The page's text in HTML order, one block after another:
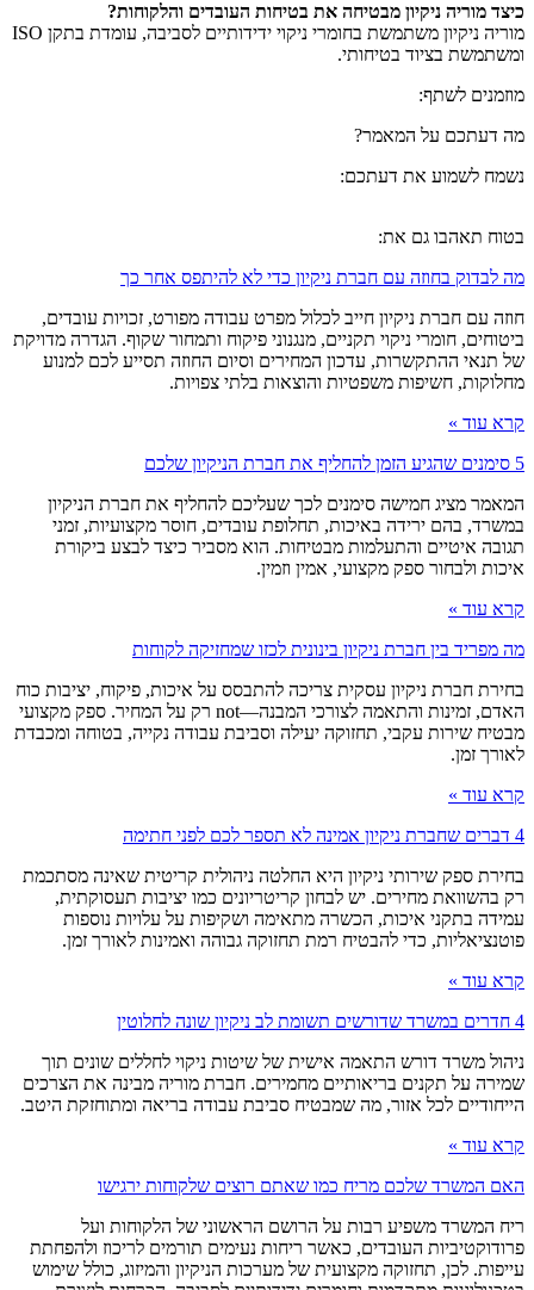
כיצד מוריה ניקיון מבטיחה את בטיחות העובדים והלקוחות?
מוריה ניקיון משתמשת בחומרי ניקוי ידידותיים לסביבה, עומדת בתקן ISO
ומשתמשת בציוד בטיחותי.
מוזמנים לשתף:
מה דעתכם על המאמר?
נשמח לשמוע את דעתכם:
בטוח תאהבו גם את:
מה לבדוק בחוזה עם חברת ניקיון כדי לא להיתפס אחר כך
חוזה עם חברת ניקיון חייב לכלול מפרט עבודה מפורט, זכויות עובדים,
ביטוחים, חומרי ניקוי תקניים, מנגנוני פיקוח ותמחור שקוף. הגדרה מדויקת
של תנאי ההתקשרות, עדכון המחירים וסיום החוזה תסייע לכם למנוע
מחלוקות, חשיפות משפטיות והוצאות בלתי צפויות.
קרא עוד »
5 סימנים שהגיע הזמן להחליף את חברת הניקיון שלכם
המאמר מציג חמישה סימנים לכך שעליכם להחליף את חברת הניקיון
במשרד, בהם ירידה באיכות, תחלופת עובדים, חוסר מקצועיות, זמני
תגובה איטיים והתעלמות מבטיחות. הוא מסביר כיצד לבצע ביקורת
איכות ולבחור ספק מקצועי, אמין וזמין.
קרא עוד »
מה מפריד בין חברת ניקיון בינונית לכזו שמחזיקה לקוחות
בחירת חברת ניקיון עסקית צריכה להתבסס על איכות, פיקוח, יציבות כוח
האדם, זמינות והתאמה לצורכי המבנה—not רק על המחיר. ספק מקצועי
מבטיח שירות עקבי, תחזוקה יעילה וסביבת עבודה נקייה, בטוחה ומכבדת
לאורך זמן.
קרא עוד »
4 דברים שחברת ניקיון אמינה לא תספר לכם לפני חתימה
בחירת ספק שירותי ניקיון היא החלטה ניהולית קריטית שאינה מסתכמת
רק בהשוואת מחירים. יש לבחון קריטריונים כמו יציבות תעסוקתית,
עמידה בתקני איכות, הכשרה מתאימה ושקיפות על עלויות נוספות
פוטנציאליות, כדי להבטיח רמת תחזוקה גבוהה ואמינות לאורך זמן.
קרא עוד »
4 חדרים במשרד שדורשים תשומת לב ניקיון שונה לחלוטין
ניהול משרד דורש התאמה אישית של שיטות ניקוי לחללים שונים תוך
שמירה על תקנים בריאותיים מחמירים. חברת מוריה מבינה את הצרכים
הייחודיים לכל אזור, מה שמבטיח סביבת עבודה בריאה ומתוחזקת היטב.
קרא עוד »
האם המשרד שלכם מריח כמו שאתם רוצים שלקוחות ירגישו
ריח המשרד משפיע רבות על הרושם הראשוני של הלקוחות ועל
פרודוקטיביות העובדים, כאשר ריחות נעימים תורמים לריכוז ולהפחתת
עייפות. לכן, תחזוקה מקצועית של מערכות הניקיון והמיזוג, כולל שימוש